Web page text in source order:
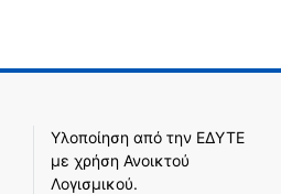
Υλοποίηση από την ΕΔΥΤΕ
με χρήση Ανοικτού
Λογισμικού.